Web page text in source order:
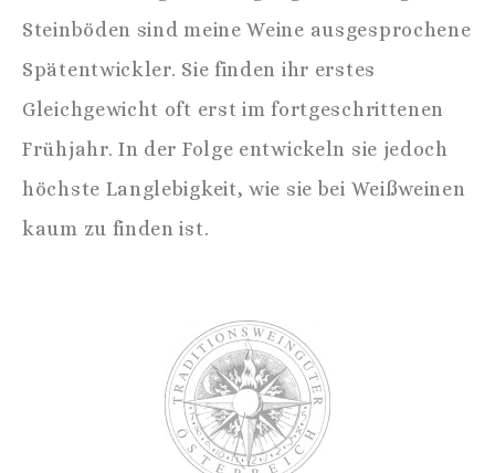
Steinböden sind meine Weine ausgesprochene
Spätentwickler. Sie finden ihr erstes
Gleichgewicht oft erst im fortgeschrittenen
Frühjahr. In der Folge entwickeln sie jedoch
höchste Langlebigkeit, wie sie bei Weißweinen
kaum zu finden ist.